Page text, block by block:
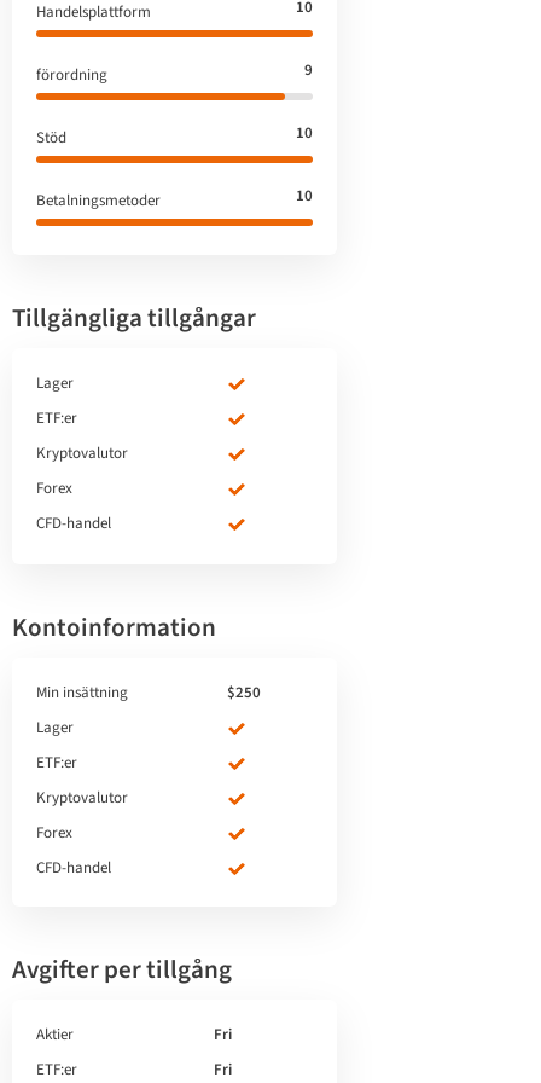
Handelsplattform 10
förordning 9
Stöd 10
Betalningsmetoder 10
Tillgängliga tillgångar
Lager
ETF:er
Kryptovalutor
Forex
CFD-handel
Kontoinformation
Min insättning
$250
Lager
ETF:er
Kryptovalutor
Forex
CFD-handel
Avgifter per tillgång
Aktier
Fri
ETF:er
Fri